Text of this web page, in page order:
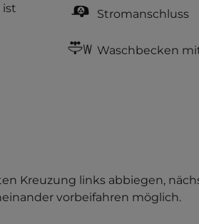
ist
Stromanschluss
Waschbecken
Kreuzung links abbiegen,
vorbeifahren möglich.